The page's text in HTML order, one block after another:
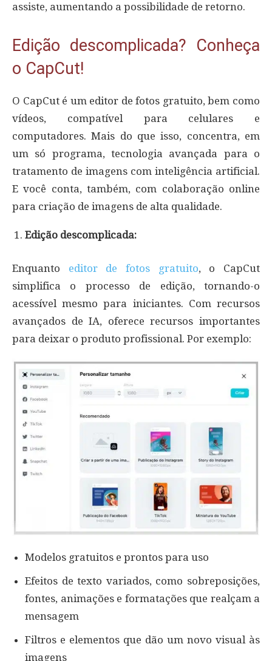
assiste, aumentando a possibilidade de retorno.
Edição descomplicada? Conheça
o CapCut!
O CapCut é um editor de fotos gratuito, bem como
vídeos, compatível para celulares e
computadores. Mais do que isso, concentra, em
um só programa, tecnologia avançada para o
tratamento de imagens com inteligência artificial.
E você conta, também, com colaboração online
para criação de imagens de alta qualidade.
Edição descomplicada:
Enquanto editor de fotos gratuito, o CapCut
simplifica o processo de edição, tornando-o
acessível mesmo para iniciantes. Com recursos
avançados de IA, oferece recursos importantes
para deixar o produto profissional. Por exemplo:
Modelos gratuitos e prontos para uso
Efeitos de texto variados, como sobreposições,
fontes, animações e formatações que realçam a
mensagem
Filtros e elementos que dão um novo visual às
imagens